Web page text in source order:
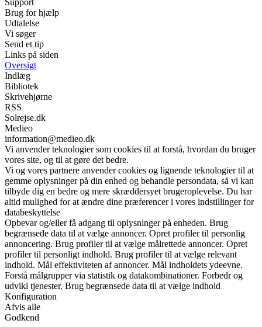
Brug for hjælp
Udtalelse
Vi søger
Send et tip
Links på siden
Oversigt
Indlæg
Bibliotek
Skrivehjørne
RSS
Solrejse.dk
Medieo
information@medieo.dk
Vi anvender teknologier som cookies til at forstå, hvordan du bruger
vores site, og til at gøre det bedre.
Vi og vores partnere anvender cookies og lignende teknologier til at
gemme oplysninger på din enhed og behandle persondata, så vi kan
tilbyde dig en bedre og mere skræddersyet brugeroplevelse. Du har
altid mulighed for at ændre dine præferencer i vores indstillinger for
databeskyttelse
Opbevar og/eller få adgang til oplysninger på enheden. Brug
begrænsede data til at vælge annoncer. Opret profiler til personlig
annoncering. Brug profiler til at vælge målrettede annoncer. Opret
profiler til personligt indhold. Brug profiler til at vælge relevant
indhold. Mål effektiviteten af annoncer. Mål indholdets ydeevne.
Forstå målgrupper via statistik og datakombinationer. Forbedr og
udvikl tjenester. Brug begrænsede data til at vælge indhold
Konfiguration
Afvis alle
Godkend